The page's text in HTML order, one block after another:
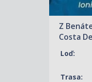
Z
Costa
Loď:
Trasa: